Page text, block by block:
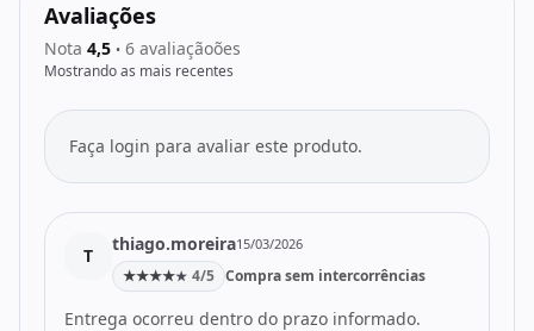
Avaliações
Nota 4,5 • 6 avaliaçãoões
Mostrando as mais recentes
Faça login para avaliar este produto.
T
thiago.moreira15/03/2026
★★★★★ 4/5 Compra sem intercorrências
Entrega ocorreu dentro do prazo informado.